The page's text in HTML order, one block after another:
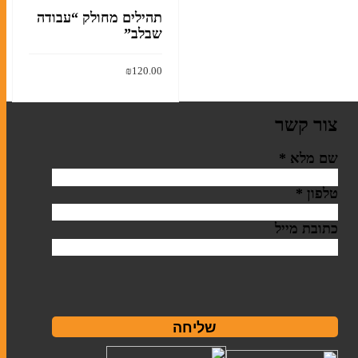
תהילים מחולק “עבודה
שבלב”
₪120.00
הוסף לסל
צור קשר
שם מלא *
טלפון *
כתובת מייל
שליחה